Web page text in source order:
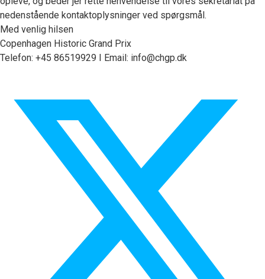
nedenstående kontaktoplysninger ved spørgsmål.
Med venlig hilsen
Copenhagen Historic Grand Prix
Telefon: +45 86519929 I Email: info@chgp.dk